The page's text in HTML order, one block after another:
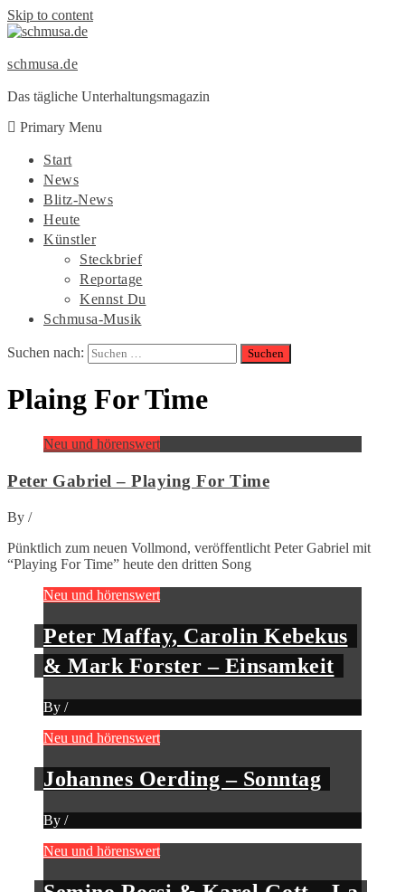
Skip to content
schmusa.de
Das tägliche Unterhaltungsmagazin
Primary Menu
Start
News
Blitz-News
Heute
Künstler
Steckbrief
Reportage
Kennst Du
Schmusa-Musik
Suchen nach:
Plaing For Time
Neu und hörenswert
Peter Gabriel – Playing For Time
By /
Pünktlich zum neuen Vollmond, veröffentlicht Peter Gabriel mit
“Playing For Time” heute den dritten Song
Neu und hörenswert
Peter Maffay, Carolin Kebekus
& Mark Forster – Einsamkeit
By /
Neu und hörenswert
Johannes Oerding – Sonntag
By /
Neu und hörenswert